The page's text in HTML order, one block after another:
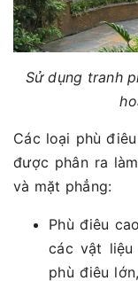
Sử dụng tranh
Các loại phù
được phân ra
và mặt phẳng:
Phù điêu
các vật
phù điêu